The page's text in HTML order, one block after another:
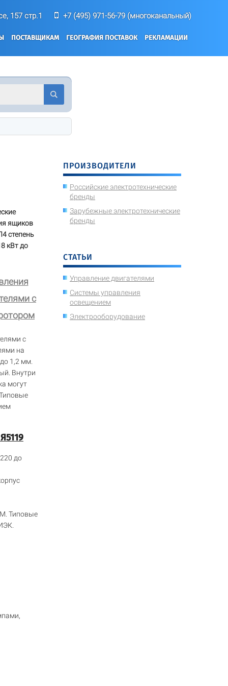
157 стр.1 +7 (495) 971-56-79 (многоканальный)
ПОСТАВЩИКАМ ГЕОГРАФИЯ ПОСТАВОК РЕКЛАМАЦИИ
ящиков
степень
кВт до
с
с
на
1,2 мм.
Внутри
могут
до
Типовые
ПРОИЗВОДИТЕЛИ
Российские электротехнические
бренды
Зарубежные электротехнические
бренды
СТАТЬИ
Управление двигателями
Системы управления
освещением
Электрооборудование